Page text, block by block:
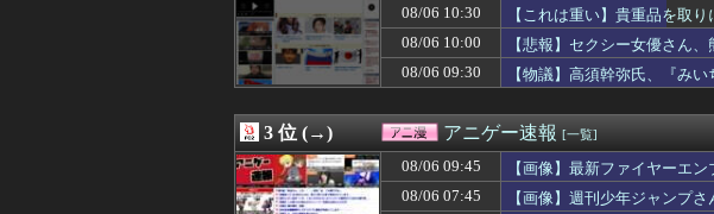
08/06 11:00
周防パトラさん、あまりオフのことを言わ
08/06 11:00
行きつけの眉サロンある？
08/06 11:00
1人でタイ旅行って危ないの？
08/06 10:59
吉田綾乃クリスティーさん、号泣…【乃木
08/06 10:57
原爆投下81年 高まる核リスク 被爆者減
08/06 10:57
【日向坂46】鼻血注意... 正源司陽子、かほ
08/06 10:56
YouTube登録者数47万人超のファッション
08/06 10:56
オンラインストア「60%」が8周年記念キ
08/06 10:56
「SORIN（ソリン）」2026年秋の最新コ
08/06 10:30
【これは重い】貴重品を取
08/06 10:00
【悲報】セクシー女優さん
08/06 09:30
【物議】高須幹弥氏、『み
3 位 (→) アニゲー速報 [一覧]
08/06 09:45
【画像】最新ファイヤーエ
08/06 07:45
【画像】週刊少年ジャンプ